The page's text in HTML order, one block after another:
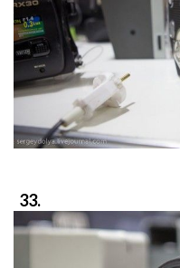
33.